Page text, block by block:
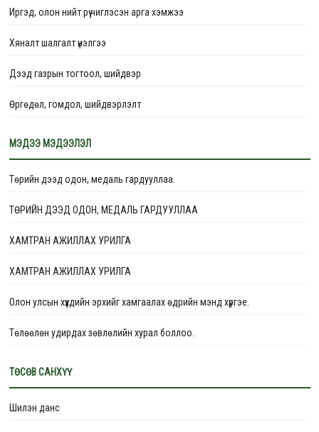
Иргэд, олон нийт рүү чиглэсэн арга хэмжээ
Хяналт шалгалт үнэлгээ
Дээд газрын тогтоол, шийдвэр
Өргөдөл, гомдол, шийдвэрлэлт
МЭДЭЭ МЭДЭЭЛЭЛ
Төрийн дээд одон, медаль гардууллаа.
ТӨРИЙН ДЭЭД ОДОН, МЕДАЛЬ ГАРДУУЛЛАА
ХАМТРАН АЖИЛЛАХ УРИЛГА
ХАМТРАН АЖИЛЛАХ УРИЛГА
Олон улсын хүүхдийн эрхийг хамгаалах өдрийн мэнд хүргэе.
Төлөөлөн удирдах зөвлөлийн хурал боллоо.
ТӨСӨЛ ЭХЭЛЛЭЭ.
Монгол Улс цөлжилт, газрын доройтлыг бууруулах, “Тэрбум мод”
ТӨСӨВ САНХҮҮ
Шилэн данс